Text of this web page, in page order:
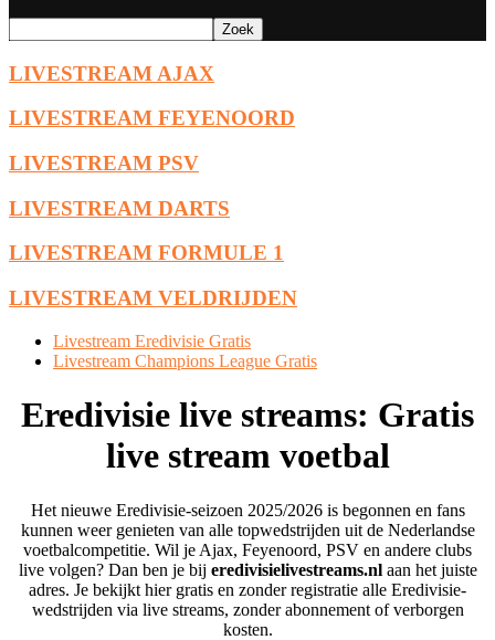
LIVESTREAM AJAX
LIVESTREAM FEYENOORD
LIVESTREAM PSV
LIVESTREAM DARTS
LIVESTREAM FORMULE 1
LIVESTREAM VELDRIJDEN
Livestream Eredivisie Gratis
Livestream Champions League Gratis
Eredivisie live streams: Gratis
live stream voetbal
Het nieuwe Eredivisie-seizoen 2025/2026 is begonnen en fans
kunnen weer genieten van alle topwedstrijden uit de Nederlandse
voetbalcompetitie. Wil je Ajax, Feyenoord, PSV en andere clubs
live volgen? Dan ben je bij eredivisielivestreams.nlaan het juiste
adres. Je bekijkt hier gratis en zonder registratie alle Eredivisie-
wedstrijden via live streams, zonder abonnement of verborgen
kosten.